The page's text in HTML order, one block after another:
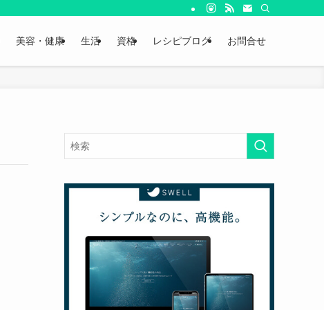
美容・健康 生活 資格 レシピブログ お問合せ